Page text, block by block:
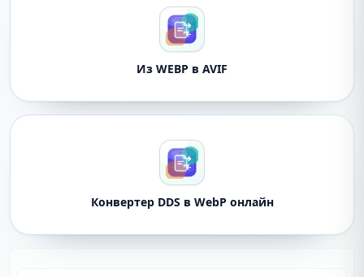
Из WEBP в AVIF
Конвертер DDS в WebP онлайн